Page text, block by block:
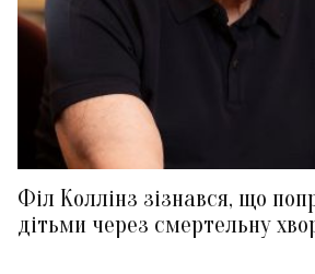
Філ Коллінз зізнався, що
дітьми через смертельну